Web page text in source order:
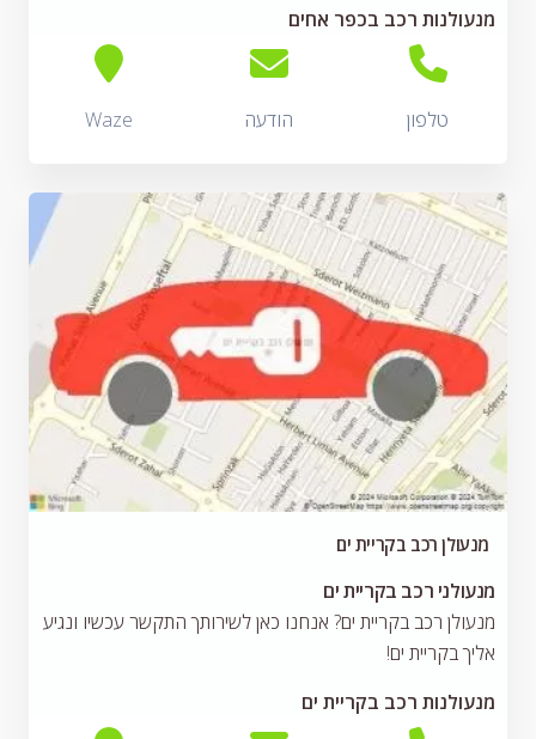
מנעולנות רכב בכפר אחים
טלפון הודעה Waze
מנעולן רכב בקריית ים
מנעולני רכב בקריית ים
מנעולן רכב בקריית ים? אנחנו כאן לשירותך התקשר עכשיו ונגיע
אליך בקריית ים!
מנעולנות רכב בקריית ים